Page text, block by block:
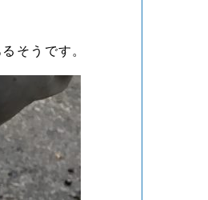
そうです。